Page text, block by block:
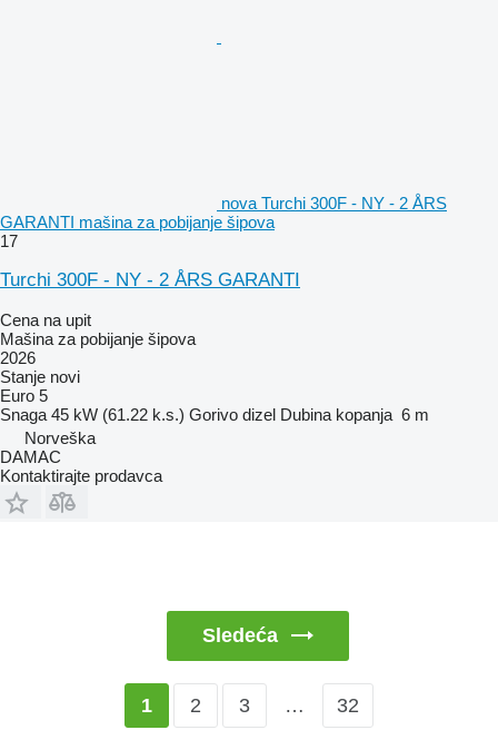
nova Turchi 300F - NY - 2 ÅRS
GARANTI mašina za pobijanje šipova
17
Turchi 300F - NY - 2 ÅRS GARANTI
Cena na upit
Mašina za pobijanje šipova
2026
Stanje novi
Euro 5
Snaga 45 kW (61.22 k.s.) Gorivo dizel Dubina kopanja 6 m
Norveška
DAMAC
Kontaktirajte prodavca
Sledeća
1 2 3 … 32